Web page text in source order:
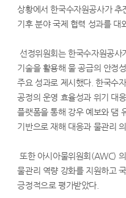
상황에서 한국수자원공사가 추
기후 분야 국제 협력 성과를 대
선정위원회는 한국수자원공
기술을 활용해 물 공급의 안정
주요 성과로 제시했다. 한국수
공정의 운영 효율성과 위기 대
플랫폼을 통해 강우 예보와 댐
기반으로 재해 대응과 물관리
또한 아시아물위원회(AWC)
물관리 역량 강화를 지원하고
긍정적으로 평가받았다.